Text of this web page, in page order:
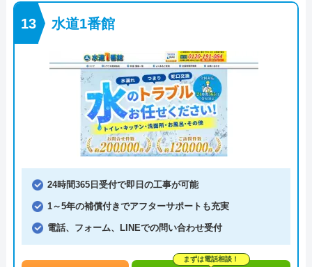
水道1番館
24時間365日受付で即日の工事が可能
1～5年の補償付きでアフターサポートも充実
電話、フォーム、LINEでの問い合わせ受付
まずは電話相談！